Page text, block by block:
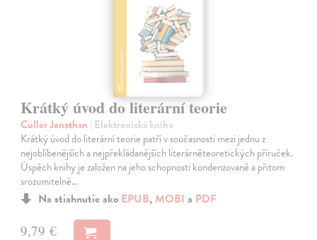
Krátký úvod do literární teorie
Culler Jonathan | Elektronická kniha
Krátký úvod do literární teorie patří v současnosti mezi jednu z
nejoblíbenějších a nejpřekládanějších literárněteoretických příruček.
Úspěch knihy je založen na jeho schopnosti kondenzovaně a přitom
srozumitelně…
Na stiahnutie ako EPUB, MOBI a PDF
9,79 €